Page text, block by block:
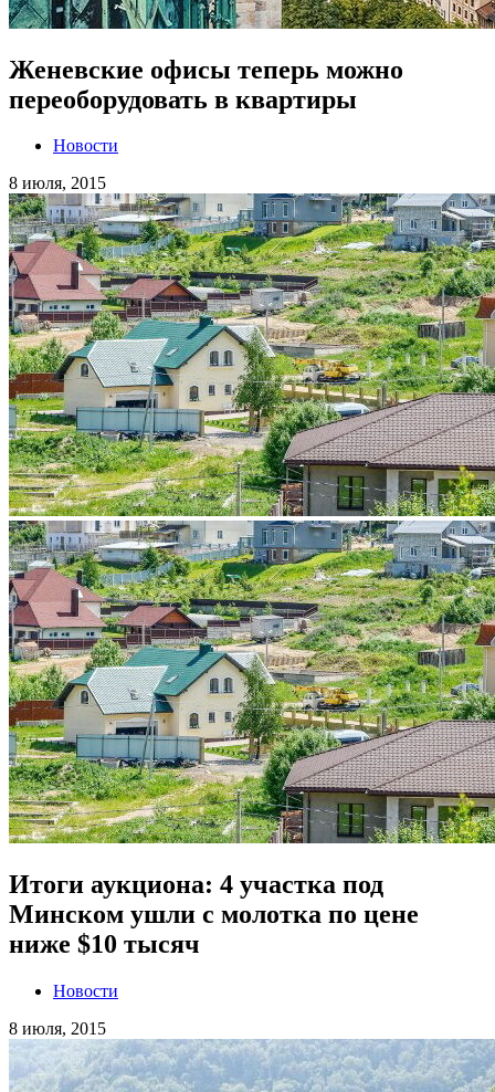
Женевские офисы теперь можно
переоборудовать в квартиры
Новости
8 июля, 2015
Итоги аукциона: 4 участка под
Минском ушли с молотка по цене
ниже $10 тысяч
Новости
8 июля, 2015